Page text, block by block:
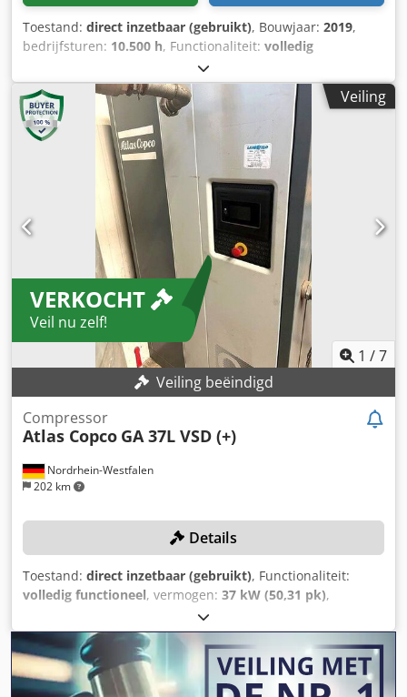
Toestand: direct inzetbaar (gebruikt), Bouwjaar: 2019,
bedrijfsturen: 10.500 h, Functionaliteit: volledig
898 kg
(101,97 pk), volumestroom:476 m³/u, druk (max.):13 bar,
type koeling:
lucht , Uitrusting:
Typeplaat beschikbaar,
documentatie / handleiding
, nette goed werkende
schroefcompressor 75 KW Freqentiegestuurd
Cedpjzrihrofx Ac Hjrf
Veiling
VERKOCHT
Veil nu zelf!
1 /7
Veiling beëindigd
Nordrhein-Westfalen
202 km
Compressor
Atlas Copco GA 37L VSD (+)
Details
Toestand: direct inzetbaar (gebruikt), Functionaliteit:
volledig functioneel, vermogen: 37 kW (50,31 pk),
, druk (max.):13 bar
1.500 l, toerental (max.):3.800 rpm, volumestroom:475,2
m³/u, machine-/voertuignummer:API866497
, De
compressor is in december 2025 grondig onderhouden,
olie en filters zijn vervangen! TECHNISCHE DETAILS